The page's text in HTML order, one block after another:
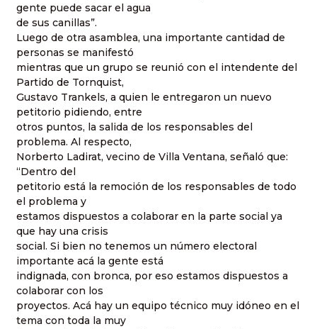
gente puede sacar el agua
de sus canillas”.
Luego de otra asamblea, una importante cantidad de
personas se manifestó
mientras que un grupo se reunió con el intendente del
Partido de Tornquist,
Gustavo Trankels, a quien le entregaron un nuevo
petitorio pidiendo, entre
otros puntos, la salida de los responsables del
problema. Al respecto,
Norberto Ladirat, vecino de Villa Ventana, señaló que:
“Dentro del
petitorio está la remoción de los responsables de todo
el problema y
estamos dispuestos a colaborar en la parte social ya
que hay una crisis
social. Si bien no tenemos un número electoral
importante acá la gente está
indignada, con bronca, por eso estamos dispuestos a
colaborar con los
proyectos. Acá hay un equipo técnico muy idóneo en el
tema con toda la muy